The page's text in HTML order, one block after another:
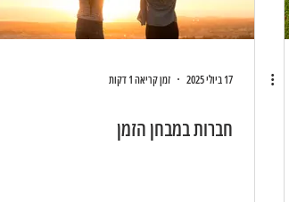
17 ביולי 2025 זמן קריאה 1 דקות
חברות במבחן הזמן